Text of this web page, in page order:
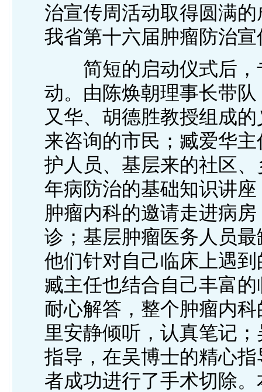
治宣传周活动取得圆满
我省第十六届肿瘤防治
简短的启动仪式后，
动。由陈焕朝理事长带
又华、胡德胜教授组成
来咨询的市民；臧爱华
护人员、基层来的社区
年病防治的基础知识讲
肿瘤内科的邀请走进病
诊；基层肿瘤医务人员
他们针对自己临床上遇
臧主任也结合自己丰富
耐心解答，整个肿瘤内
里安静倾听，认真笔记
指导，在吴博士的精心
者成功进行了手术切除